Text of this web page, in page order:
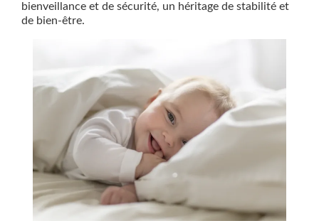
bienveillance et de sécurité, un héritage de stabilité et
de bien-être.